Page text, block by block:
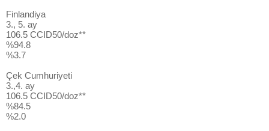
Finlandiya
3., 5. ay
106.5 CCID50/doz**
%94.8
%3.7
Çek Cumhuriyeti
3.,4. ay
106.5 CCID50/doz**
%84.5
%2.0